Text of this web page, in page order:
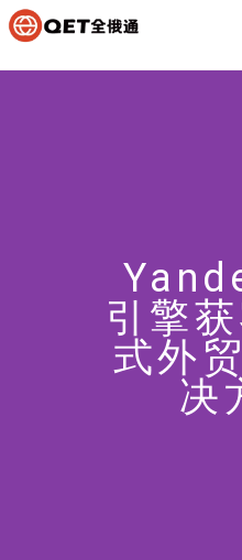
引擎
式外
决